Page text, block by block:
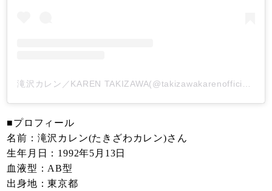
■プロフィール
名前：滝沢カレン(たきざわカレン)さん
生年月日：1992年5月13日
血液型：AB型
出身地：東京都